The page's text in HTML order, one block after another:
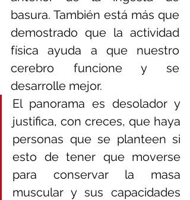
basura. También está más que
demostrado que la actividad
física ayuda a que nuestro
cerebro funcione y se
desarrolle mejor.
El panorama es desolador y
justifica, con creces, que haya
personas que se planteen si
esto de tener que moverse
para conservar la masa
muscular y sus capacidades